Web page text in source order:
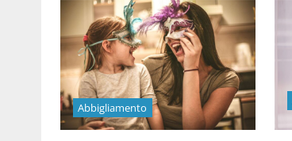
Abbigliamento